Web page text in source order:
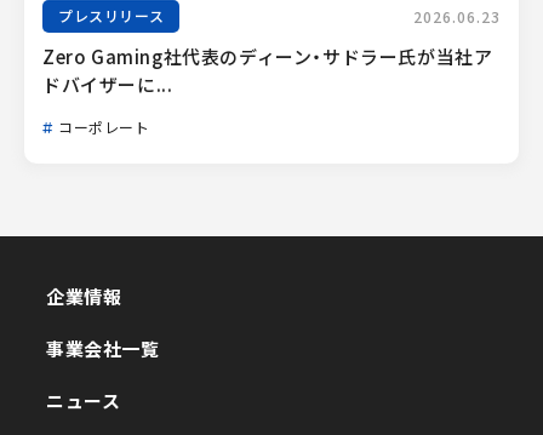
プレスリリース 2026.06.23
Zero Gaming社代表のディーン・サドラー氏が当社ア
ドバイザーに...
コーポレート
企業情報
事業会社一覧
ニュース